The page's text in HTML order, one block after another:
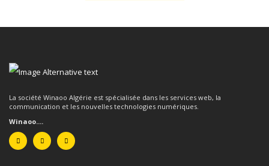
La société Winaoo Algérie est spécialisée dans les services web, la
communication et les nouvelles technologies numériques.
Winaoo....